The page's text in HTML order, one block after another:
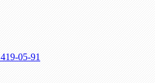
419-05-91